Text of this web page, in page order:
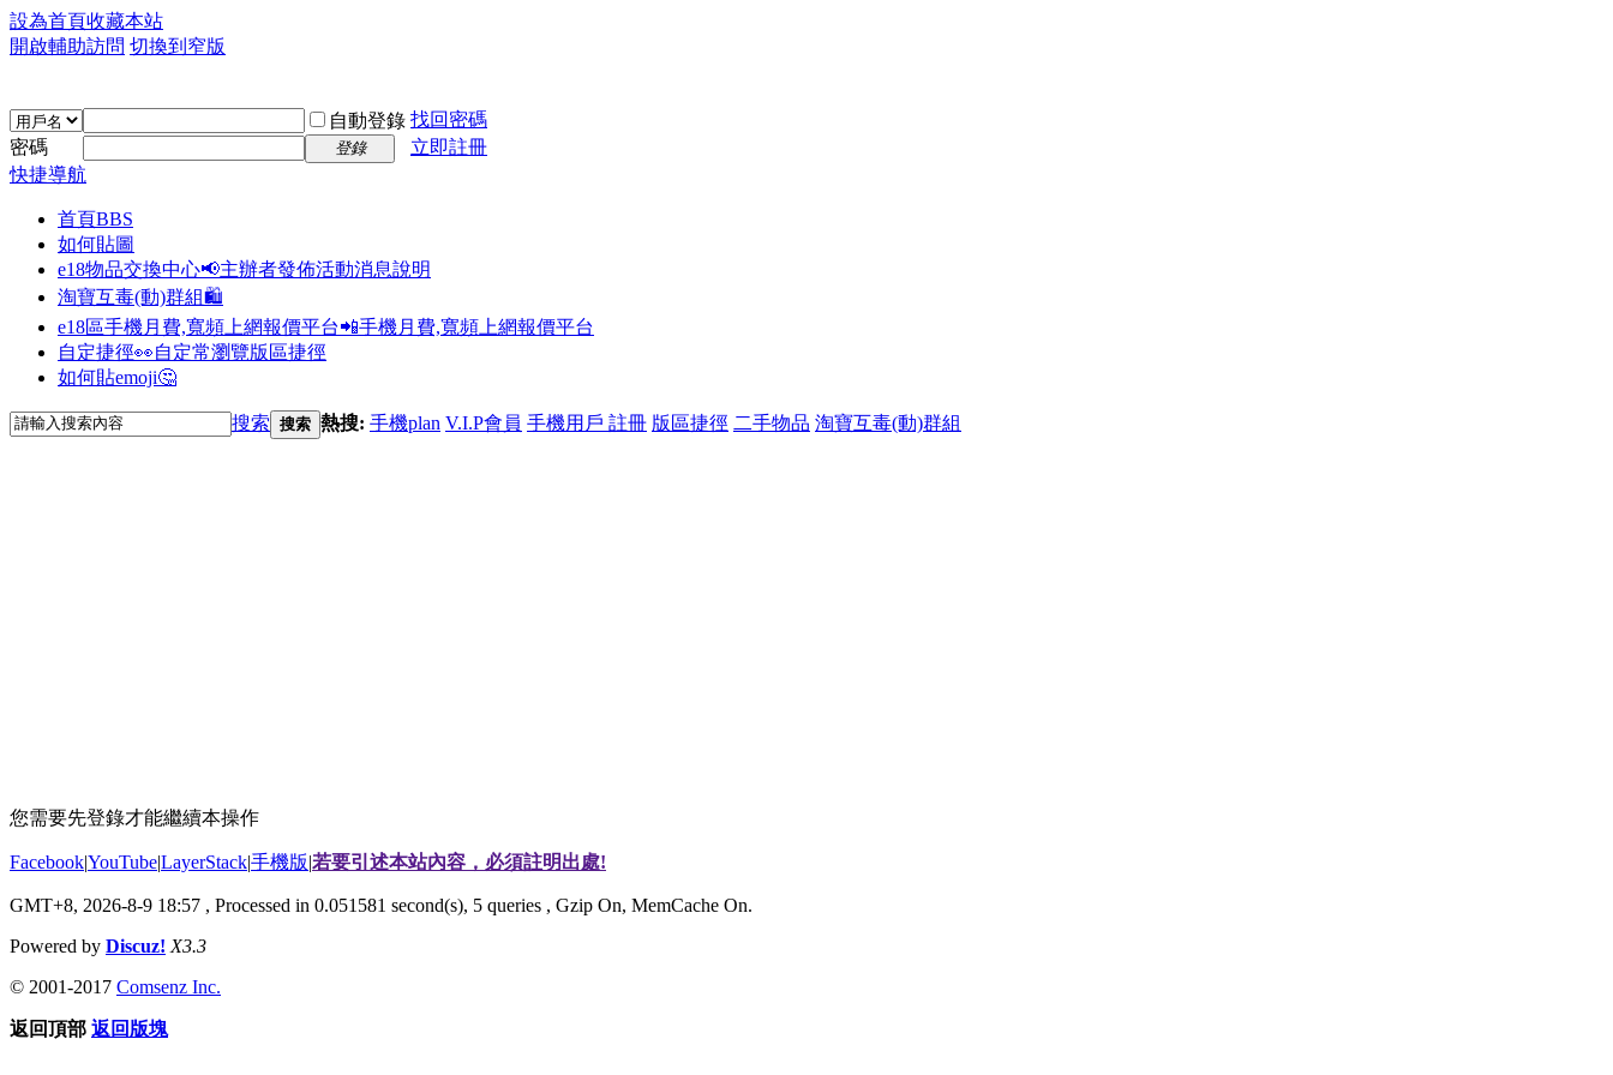
設為首頁收藏本站
開啟輔助訪問 切換到窄版
自動登錄 找回密碼
密碼
登錄
立即註冊
快捷導航
首頁BBS
如何貼圖
e18物品交換中心📢主辦者發佈活動消息說明
淘寶互毒(動)群組🛍️
e18區手機月費,寬頻上網報價平台📲手機月費,寬頻上網報價平台
自定捷徑👀自定常瀏覽版區捷徑
如何貼emoji🤔
搜索 搜索 熱搜: 手機plan V.I.P會員 手機用戶 註冊 版區捷徑 二手物品 淘寶互毒(動)群組
您需要先登錄才能繼續本操作
Facebook|YouTube|LayerStack|手機版|若要引述本站內容，必須註明出處!
GMT+8, 2026-8-9 18:57 , Processed in 0.051581 second(s), 5 queries , Gzip On, MemCache On.
Powered by Discuz! X3.3
© 2001-2017 Comsenz Inc.
返回頂部 返回版塊